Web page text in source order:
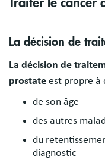
Traiter le cancer
La décision de
La décision de
prostate est propre à
de son âge
des autres
du
diagnostic